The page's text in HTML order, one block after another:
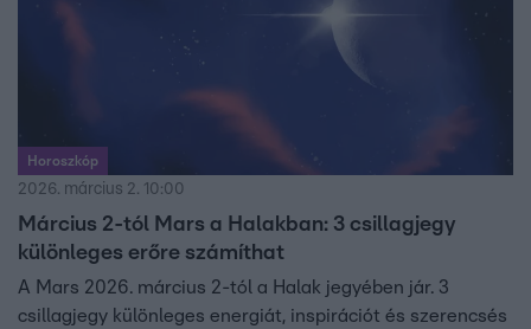
Horoszkóp
2026. március 2. 10:00
Március 2-tól Mars a Halakban: 3 csillagjegy
különleges erőre számíthat
A Mars 2026. március 2-tól a Halak jegyében jár. 3
csillagjegy különleges energiát, inspirációt és szerencsés